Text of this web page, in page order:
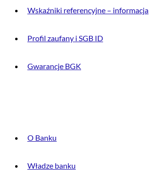
Wskaźniki referencyjne – informacja
Profil zaufany i SGB ID
Gwarancje BGK
O Banku
Władze banku